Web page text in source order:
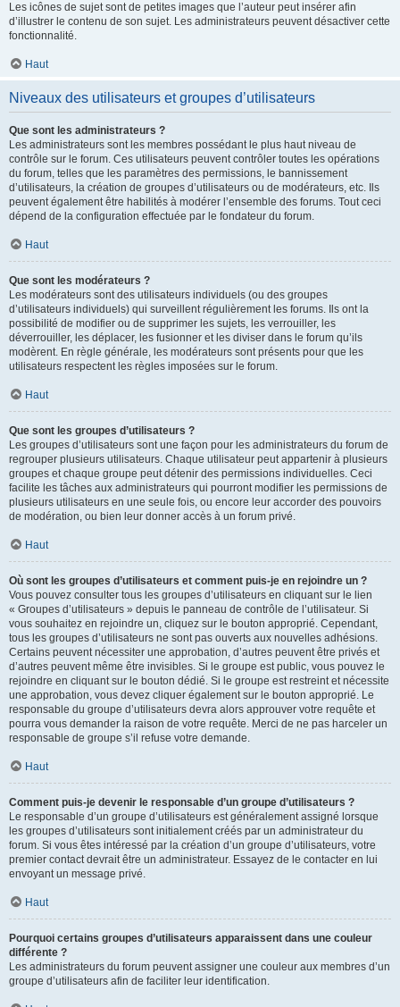
Les icônes de sujet sont de petites images que l’auteur peut insérer afin
d’illustrer le contenu de son sujet. Les administrateurs peuvent désactiver cette
fonctionnalité.
Haut
Niveaux des utilisateurs et groupes d’utilisateurs
Que sont les administrateurs ?
Les administrateurs sont les membres possédant le plus haut niveau de
contrôle sur le forum. Ces utilisateurs peuvent contrôler toutes les opérations
du forum, telles que les paramètres des permissions, le bannissement
d’utilisateurs, la création de groupes d’utilisateurs ou de modérateurs, etc. Ils
peuvent également être habilités à modérer l’ensemble des forums. Tout ceci
dépend de la configuration effectuée par le fondateur du forum.
Haut
Que sont les modérateurs ?
Les modérateurs sont des utilisateurs individuels (ou des groupes
d’utilisateurs individuels) qui surveillent régulièrement les forums. Ils ont la
possibilité de modifier ou de supprimer les sujets, les verrouiller, les
déverrouiller, les déplacer, les fusionner et les diviser dans le forum qu’ils
modèrent. En règle générale, les modérateurs sont présents pour que les
utilisateurs respectent les règles imposées sur le forum.
Haut
Que sont les groupes d’utilisateurs ?
Les groupes d’utilisateurs sont une façon pour les administrateurs du forum de
regrouper plusieurs utilisateurs. Chaque utilisateur peut appartenir à plusieurs
groupes et chaque groupe peut détenir des permissions individuelles. Ceci
facilite les tâches aux administrateurs qui pourront modifier les permissions de
plusieurs utilisateurs en une seule fois, ou encore leur accorder des pouvoirs
de modération, ou bien leur donner accès à un forum privé.
Haut
Où sont les groupes d’utilisateurs et comment puis-je en rejoindre un ?
Vous pouvez consulter tous les groupes d’utilisateurs en cliquant sur le lien
« Groupes d’utilisateurs » depuis le panneau de contrôle de l’utilisateur. Si
vous souhaitez en rejoindre un, cliquez sur le bouton approprié. Cependant,
tous les groupes d’utilisateurs ne sont pas ouverts aux nouvelles adhésions.
Certains peuvent nécessiter une approbation, d’autres peuvent être privés et
d’autres peuvent même être invisibles. Si le groupe est public, vous pouvez le
rejoindre en cliquant sur le bouton dédié. Si le groupe est restreint et nécessite
une approbation, vous devez cliquer également sur le bouton approprié. Le
responsable du groupe d’utilisateurs devra alors approuver votre requête et
pourra vous demander la raison de votre requête. Merci de ne pas harceler un
responsable de groupe s’il refuse votre demande.
Haut
Comment puis-je devenir le responsable d’un groupe d’utilisateurs ?
Le responsable d’un groupe d’utilisateurs est généralement assigné lorsque
les groupes d’utilisateurs sont initialement créés par un administrateur du
forum. Si vous êtes intéressé par la création d’un groupe d’utilisateurs, votre
premier contact devrait être un administrateur. Essayez de le contacter en lui
envoyant un message privé.
Haut
Pourquoi certains groupes d’utilisateurs apparaissent dans une couleur
différente ?
Les administrateurs du forum peuvent assigner une couleur aux membres d’un
groupe d’utilisateurs afin de faciliter leur identification.